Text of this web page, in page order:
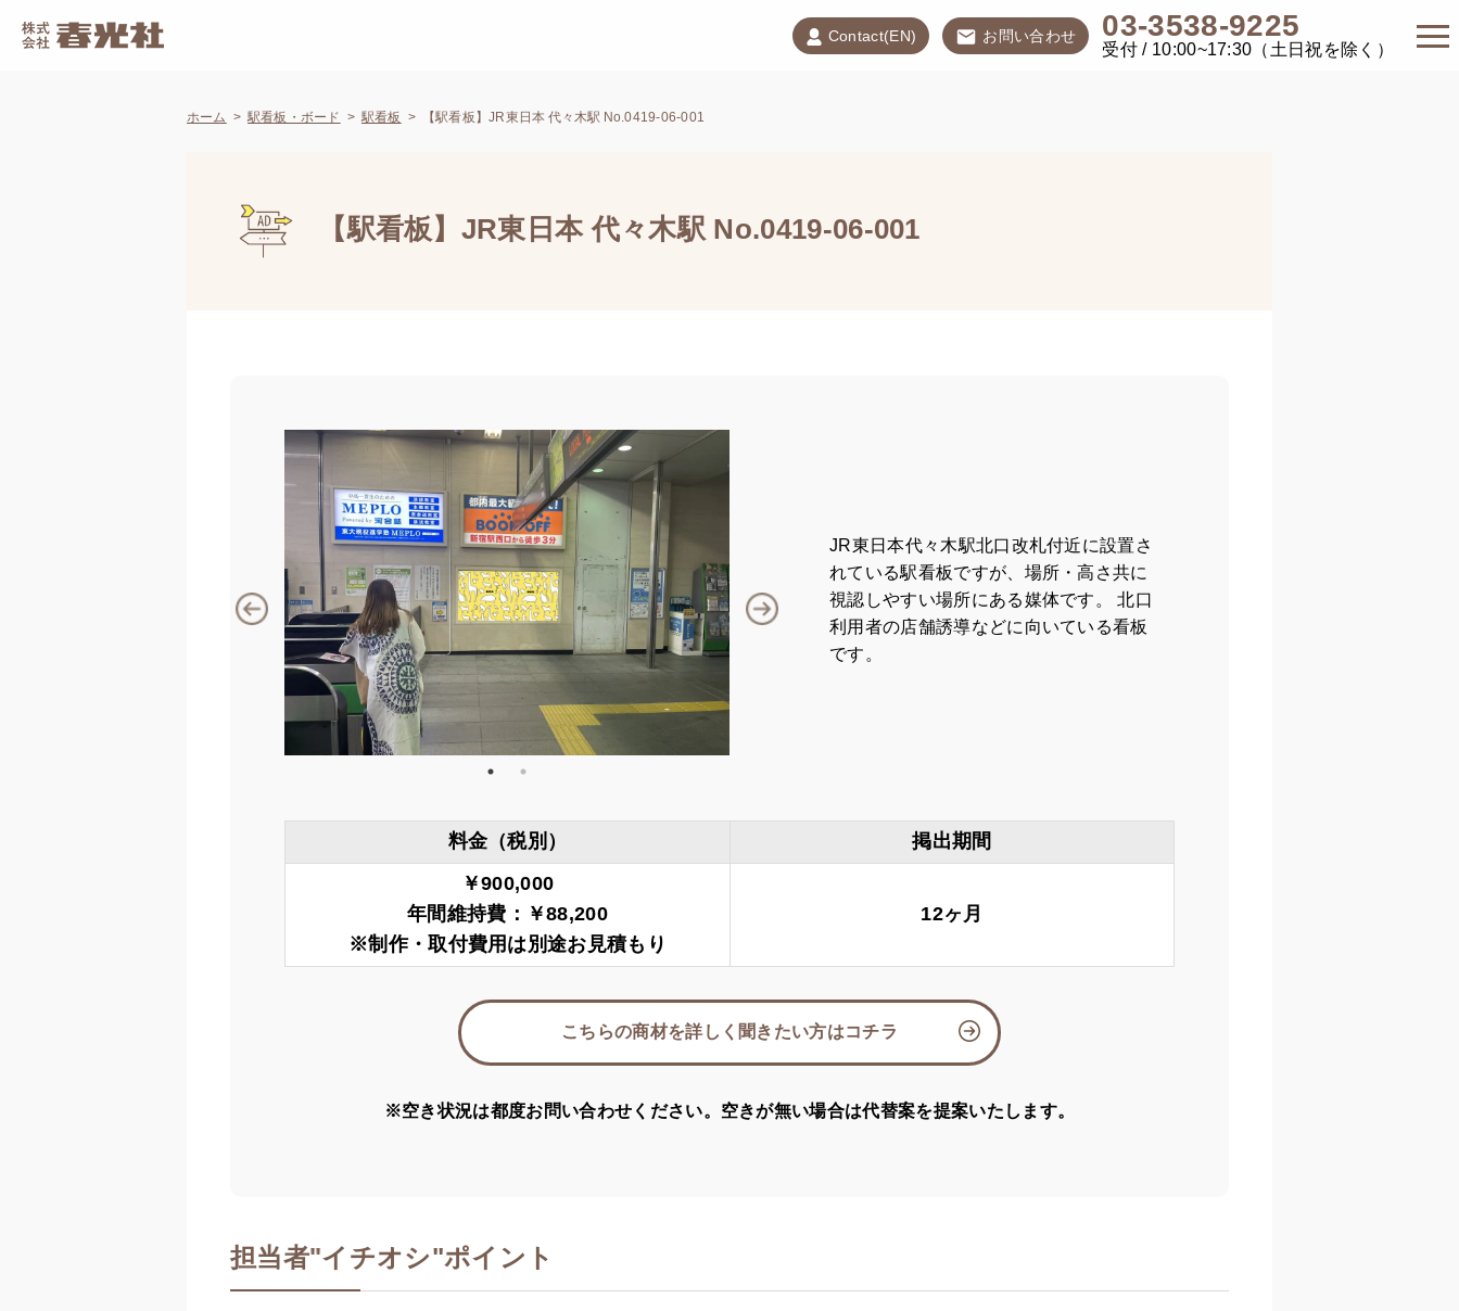
Contact(EN) お問い合わせ 03-3538-9225
受付 / 10:00~17:30（土日祝を除く）
ホーム 駅看板・ボード 駅看板 【駅看板】JR東日本 代々木駅 No.0419-06-001
【駅看板】JR東日本 代々木駅 No.0419-06-001
JR東日本代々木駅北口改札付近に設置さ
れている駅看板ですが、場所・高さ共に
視認しやすい場所にある媒体です。 北口
利用者の店舗誘導などに向いている看板
です。
料金（税別）
掲出期間
￥900,000
年間維持費：￥88,200
※制作・取付費用は別途お見積もり
12ヶ月
こちらの商材を詳しく聞きたい方はコチラ
※空き状況は都度お問い合わせください。空きが無い場合は代替案を提案いたします。
担当者"イチオシ"ポイント